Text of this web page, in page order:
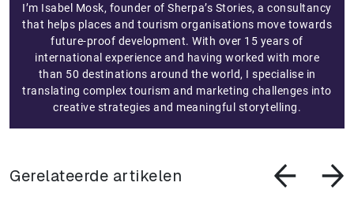
I’m Isabel Mosk, founder of Sherpa’s Stories, a consultancy
that helps places and tourism organisations move towards
future-proof development. With over 15 years of
international experience and having worked with more
than 50 destinations around the world, I specialise in
translating complex tourism and marketing challenges into
creative strategies and meaningful storytelling.
Gerelateerde artikelen